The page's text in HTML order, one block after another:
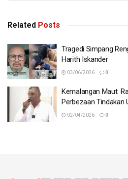
Related Posts
Tragedi Simpang
Harith Iskander
03/06/2026 0
Kemalangan Maut:
Perbezaan Tindakan
02/04/2026 0